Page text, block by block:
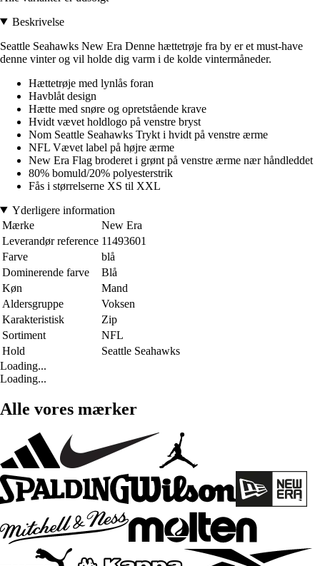
Beskrivelse
Seattle Seahawks New Era Denne hættetrøje fra by er et must-have
denne vinter og vil holde dig varm i de kolde vintermåneder.
Hættetrøje med lynlås foran
Havblåt design
Hætte med snøre og opretstående krave
Hvidt vævet holdlogo på venstre bryst
Nom Seattle Seahawks Trykt i hvidt på venstre ærme
NFL Vævet label på højre ærme
New Era Flag broderet i grønt på venstre ærme nær håndleddet
80% bomuld/20% polyesterstrik
Fås i størrelserne XS til XXL
Yderligere information
Mærke
New Era
Leverandør reference 11493601
Farve
blå
Dominerende farve
Blå
Køn
Mand
Aldersgruppe
Voksen
Karakteristisk
Zip
Sortiment
NFL
Hold
Seattle Seahawks
Loading...
Loading...
Alle vores mærker